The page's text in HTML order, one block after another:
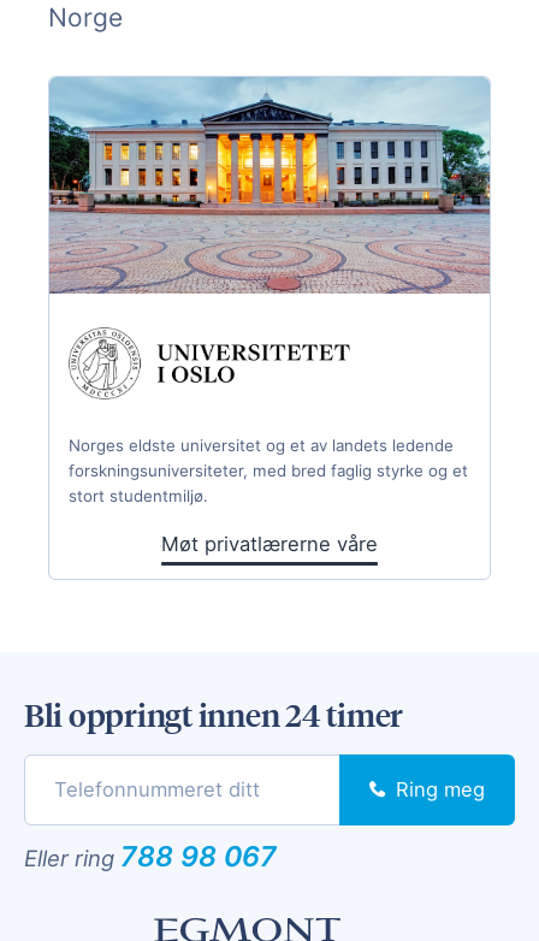
Norge
Norges eldste universitet og et av landets ledende
forskningsuniversiteter, med bred faglig styrke og et
stort studentmiljø.
Møt privatlærerne våre
Bli oppringt innen 24 timer
Ring meg
Eller ring 788 98 067